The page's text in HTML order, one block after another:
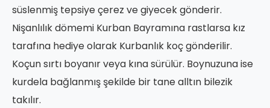
süslenmiş tepsiye çerez ve giyecek gönderir.
Nişanlılık dömemi Kurban Bayramına rastlarsa kız
tarafına hediye olarak Kurbanlık koç gönderilir.
Koçun sırtı boyanır veya kına sürülür. Boynuzuna ise
kurdela bağlanmış şekilde bir tane alltın bilezik
takılır.